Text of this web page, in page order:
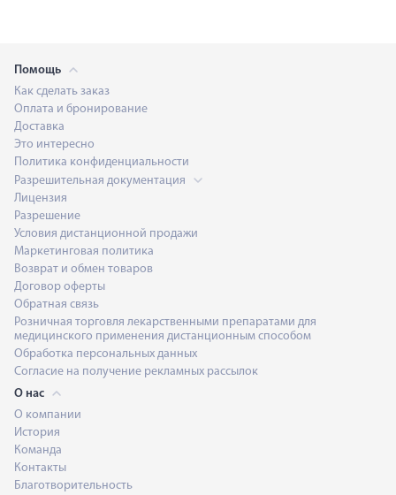
Помощь
Как сделать заказ
Оплата и бронирование
Доставка
Это интересно
Политика конфиденциальности
Разрешительная документация
Лицензия
Разрешение
Условия дистанционной продажи
Маркетинговая политика
Возврат и обмен товаров
Договор оферты
Обратная связь
Розничная торговля лекарственными препаратами для
медицинского применения дистанционным способом
Обработка персональных данных
Согласие на получение рекламных рассылок
О нас
О компании
История
Команда
Контакты
Благотворительность